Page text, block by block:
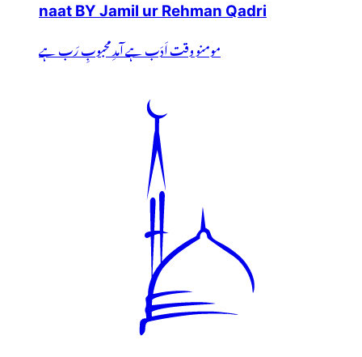
naat BY Jamil ur Rehman Qadri
مومنو وقت اَدَب ہے آمدِ محبوبِ رَب ہے